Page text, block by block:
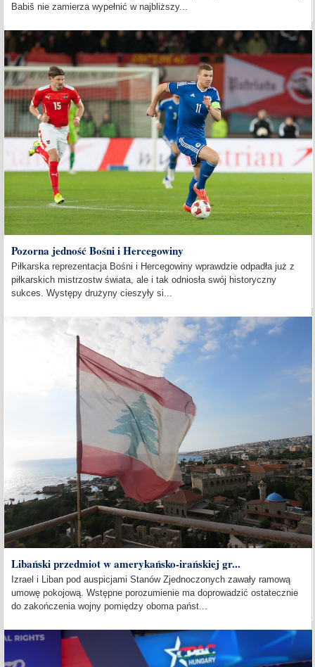
Babiš nie zamierza wypełnić w najbliższy...
Pozorna jedność Bośni i Hercegowiny
Piłkarska reprezentacja Bośni i Hercegowiny wprawdzie odpadła już z
piłkarskich mistrzostw świata, ale i tak odniosła swój historyczny
sukces. Występy drużyny cieszyły si...
Libański przedmiot w amerykańsko-irańskiej gr...
Izrael i Liban pod auspicjami Stanów Zjednoczonych zawały ramową
umowę pokojową. Wstępne porozumienie ma doprowadzić ostatecznie
do zakończenia wojny pomiędzy oboma państ...